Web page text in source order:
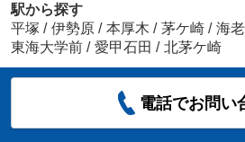
駅から探す
平塚 / 伊勢原 / 本厚木 / 茅ケ崎 / 海
東海大学前 / 愛甲石田 / 北茅ケ崎
電話でお問い